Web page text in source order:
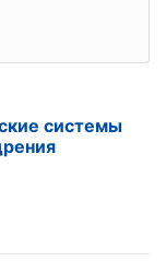
системы